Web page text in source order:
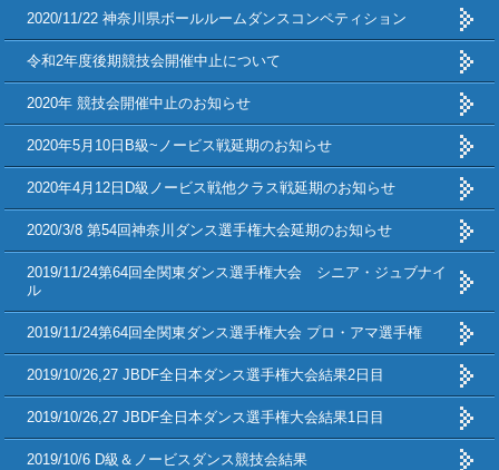
2020/11/22 神奈川県ボールルームダンスコンペティション
令和2年度後期競技会開催中止について
2020年 競技会開催中止のお知らせ
2020年5月10日B級~ノービス戦延期のお知らせ
2020年4月12日D級ノービス戦他クラス戦延期のお知らせ
2020/3/8 第54回神奈川ダンス選手権大会延期のお知らせ
2019/11/24第64回全関東ダンス選手権大会 シニア・ジュブナイ
ル
2019/11/24第64回全関東ダンス選手権大会 プロ・アマ選手権
2019/10/26,27 JBDF全日本ダンス選手権大会結果2日目
2019/10/26,27 JBDF全日本ダンス選手権大会結果1日目
2019/10/6 D級＆ノービスダンス競技会結果